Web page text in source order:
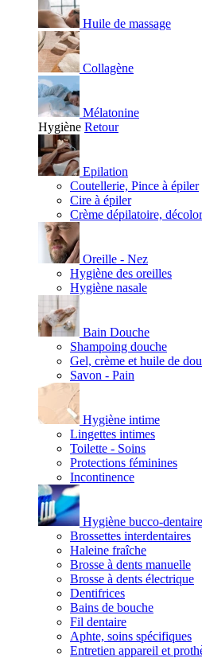
Huile de massage
Collagène
Mélatonine
Hygiène Retour
Epilation
Coutellerie, Pince à épiler
Cire à épiler
Crème dépilatoire,
Oreille - Nez
Hygiène des oreilles
Hygiène nasale
Bain Douche
Shampoing douche
Gel, crème et huile de
Savon - Pain
Hygiène intime
Lingettes intimes
Toilette - Soins
Protections féminines
Incontinence
Hygiène bucco-dentaire
Brossettes interdentaires
Haleine fraîche
Brosse à dents manuelle
Brosse à dents électrique
Dentifrices
Bains de bouche
Fil dentaire
Aphte, soins spécifiques
Entretien appareil et